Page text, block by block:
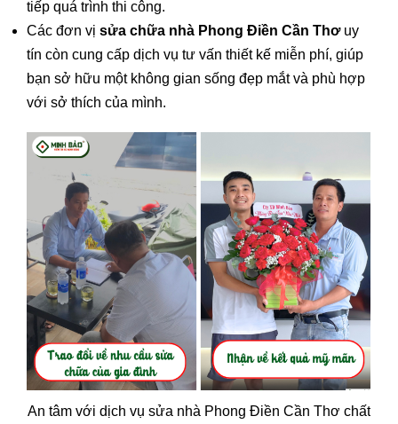
tiếp quá trình thi công.
Các đơn vị sửa chữa nhà Phong Điền Cần Thơuy
tín còn cung cấp dịch vụ tư vấn thiết kế miễn phí, giúp
bạn sở hữu một không gian sống đẹp mắt và phù hợp
với sở thích của mình.
An tâm với dịch vụ sửa nhà Phong Điền Cần Thơ chất